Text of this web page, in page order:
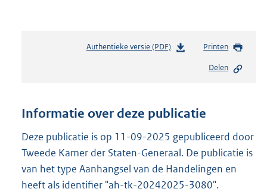
Authentieke versie (PDF)b
n
s
r
o
o
Printen
Delen
Informatie over deze publicatie
Deze publicatie is op 11-09-2025 gepubliceerd door
Tweede Kamer der Staten-Generaal. De publicatie is
van het type Aanhangsel van de Handelingen en
heeft als identifier "ah-tk-20242025-3080".